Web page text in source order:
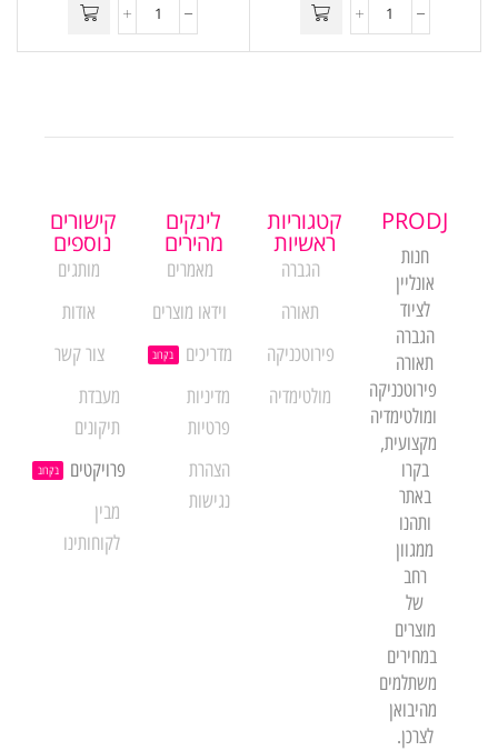
PRODJ
חנות
אונליין
לציוד
הגברה
תאורה
פירוטכניקה
ומולטימדיה
מקצועית,
בקרו
באתר
ותהנו
ממגוון
רחב
של
מוצרים
במחירים
משתלמים
מהיבואן
לצרכן.
קטגוריות
ראשיות
הגברה
תאורה
פירוטכניקה
מולטימדיה
לינקים
מהירים
מאמרים
וידאו מוצרים
מדריכים
בקרוב
מדיניות
פרטיות
הצהרת
נגישות
קישורים
נוספים
מותגים
אודות
צור קשר
מעבדת
תיקונים
פרויקטים
בקרוב
מבין
לקוחותינו